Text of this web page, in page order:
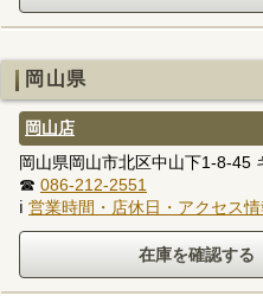
岡山県
岡山店
岡山県岡山市北区中山下1-8-45
☎ 086-212-2551
ℹ 営業時間・店休日・アクセス